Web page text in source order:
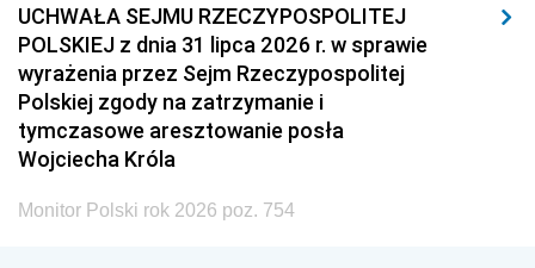
UCHWAŁA SEJMU RZECZYPOSPOLITEJ
POLSKIEJ z dnia 31 lipca 2026 r. w sprawie
wyrażenia przez Sejm Rzeczypospolitej
Polskiej zgody na zatrzymanie i
tymczasowe aresztowanie posła
Wojciecha Króla
Monitor Polski rok 2026 poz. 754